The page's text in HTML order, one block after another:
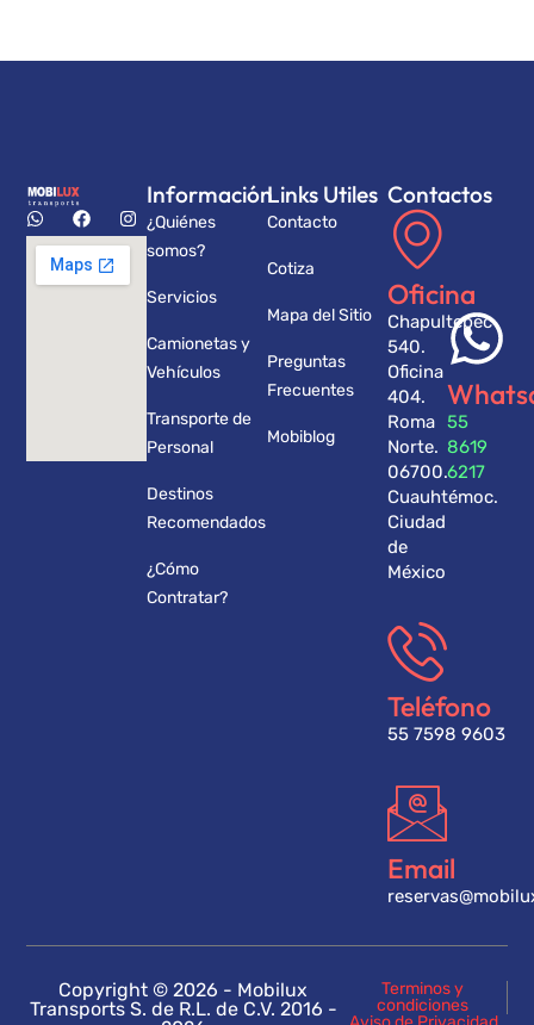
Información
¿Quiénes
somos?
Servicios
Camionetas y
Vehículos
Transporte de
Personal
Destinos
Recomendados
¿Cómo
Contratar?
Links Utiles
Contacto
Cotiza
Mapa del Sitio
Preguntas
Frecuentes
Mobiblog
Contactos
Oficina
Chapultepec
540.
Oficina
404.
Roma
Norte.
06700.
Cuauhtémoc.
Ciudad
de
México
55
8619
6217
Teléfono
55 7598 9603
Email
Copyright © 2026 - Mobilux
Transports S. de R.L. de C.V. 2016 -
Terminos y
condiciones